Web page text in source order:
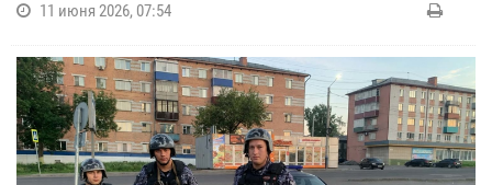
11 июня 2026, 07:54